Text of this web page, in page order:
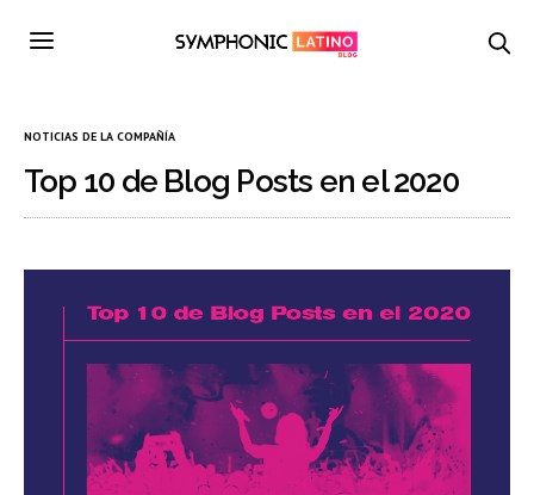
NOTICIAS DE LA COMPAÑÍA
Top 10 de Blog Posts en el 2020